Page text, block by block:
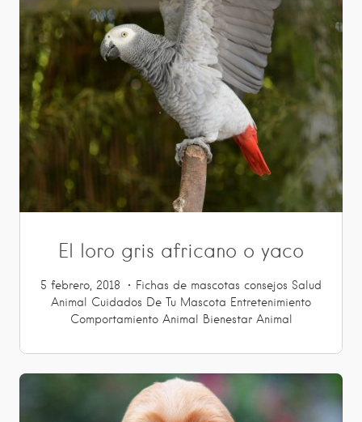
El loro gris africano o yaco
5 febrero, 2018 Fichas de mascotas consejos Salud
Animal
Cuidados De Tu Mascota Entretenimiento
Comportamiento Animal
Bienestar Animal